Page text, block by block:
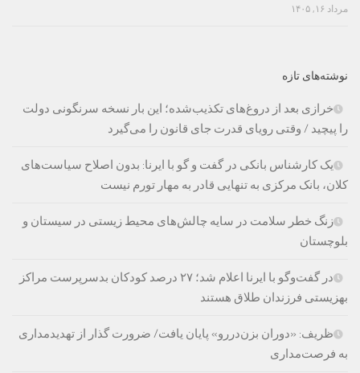
مرداد ۱۶, ۱۴۰۵
نوشته‌های تازه
خرازی بعد از دروغ‌های تکذیب‌شده؛ این بار نسخه سرنگونی دولت
را پیچید / وقتی رویای قدرت جای قانون را می‌گیرد
یک کارشناس بانکی در گفت و گو با ایرنا: بدون اصلاح سیاست‌های
کلان، بانک مرکزی به تنهایی قادر به مهار تورم نیست
زنگ خطر سلامت در سایه چالش‌های محیط زیستی در سیستان و
بلوچستان
در گفت‌وگو با ایرنا اعلام شد؛ ۲۷ درصد کودکان بدسرپرست مراکز
بهزیستی فرزندان طلاق هستند
ظریف: «دوران بزن‌دررو» پایان یافت/ ضرورت گذار از تهدیدمداری
به فرصت‌مداری